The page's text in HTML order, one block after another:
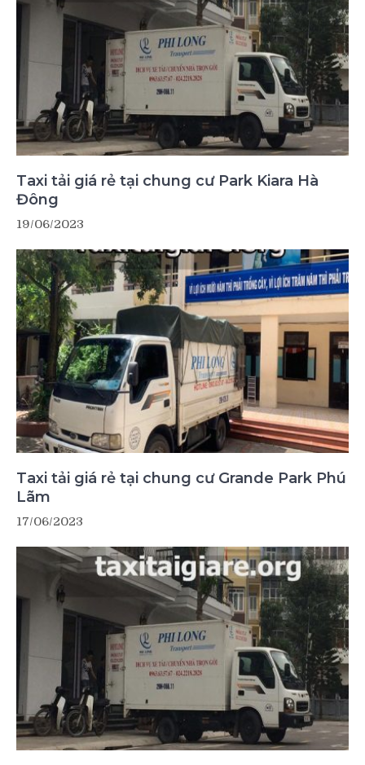
Taxi tải giá rẻ tại chung cư Park Kiara Hà
Đông
19/06/2023
Taxi tải giá rẻ tại chung cư Grande Park Phú
Lãm
17/06/2023